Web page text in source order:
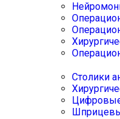
Столики